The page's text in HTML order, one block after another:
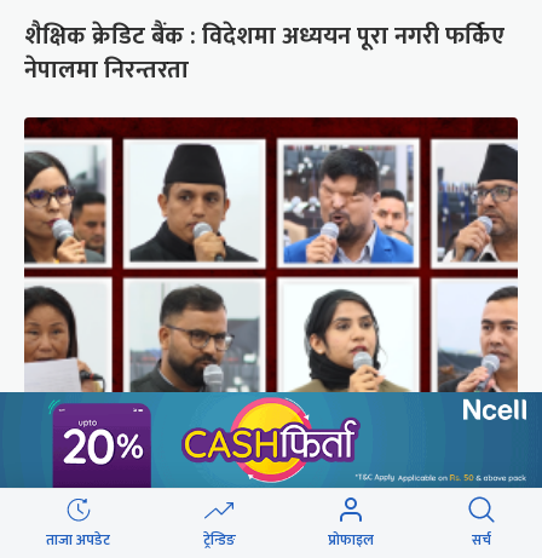
शैक्षिक क्रेडिट बैंक : विदेशमा अध्ययन पूरा नगरी फर्किए
नेपालमा निरन्तरता
संसद्‍मा रास्वपा सांसदले खोजे सरकार
छुटाउनुभयो कि ?
ताजा अपडेट ट्रेन्डिङ प्रोफाइल सर्च